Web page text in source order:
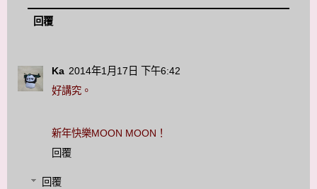
回覆
Ka 2014年1月17日 下午6:42
好講究。
新年快樂MOON MOON！
回覆
回覆